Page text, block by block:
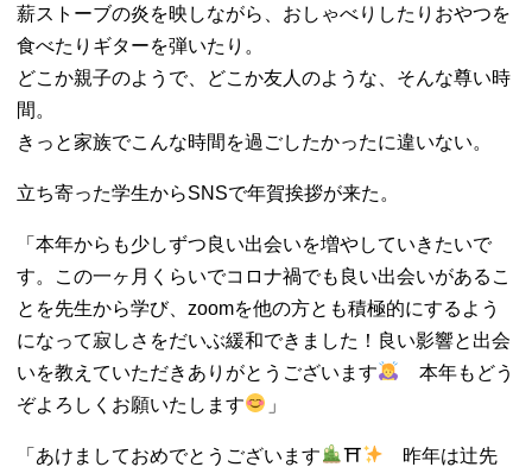
薪ストーブの炎を映しながら、おしゃべりしたりおやつを
食べたりギターを弾いたり。
どこか親子のようで、どこか友人のような、そんな尊い時
間。
きっと家族でこんな時間を過ごしたかったに違いない。
立ち寄った学生からSNSで年賀挨拶が来た。
「本年からも少しずつ良い出会いを増やしていきたいで
す。この一ヶ月くらいでコロナ禍でも良い出会いがあるこ
とを先生から学び、zoomを他の方とも積極的にするよう
になって寂しさをだいぶ緩和できました！良い影響と出会
いを教えていただきありがとうございます
本年もどう
ぞよろしくお願いたします
」
「あけましておめでとうございます ⛩
昨年は辻先